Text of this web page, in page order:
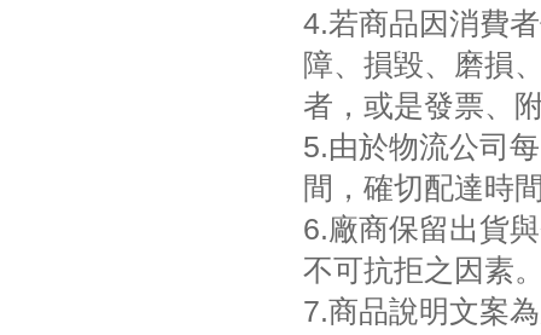
4.若商品因消費
障、損毀、磨損
者，或是發票、
5.由於物流公司
間，確切配達時
6.廠商保留出貨
不可抗拒之因素
7.商品說明文案